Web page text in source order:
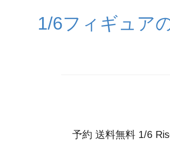
1/6フィギュア
予約 送料無料 1/6